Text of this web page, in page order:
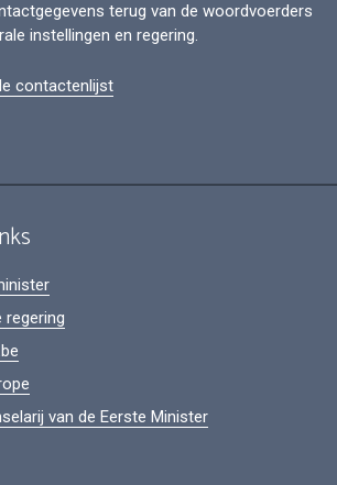
terug van de woordvoerders
instellingen en regering.
contactenlijst
regering
van de Eerste Minister